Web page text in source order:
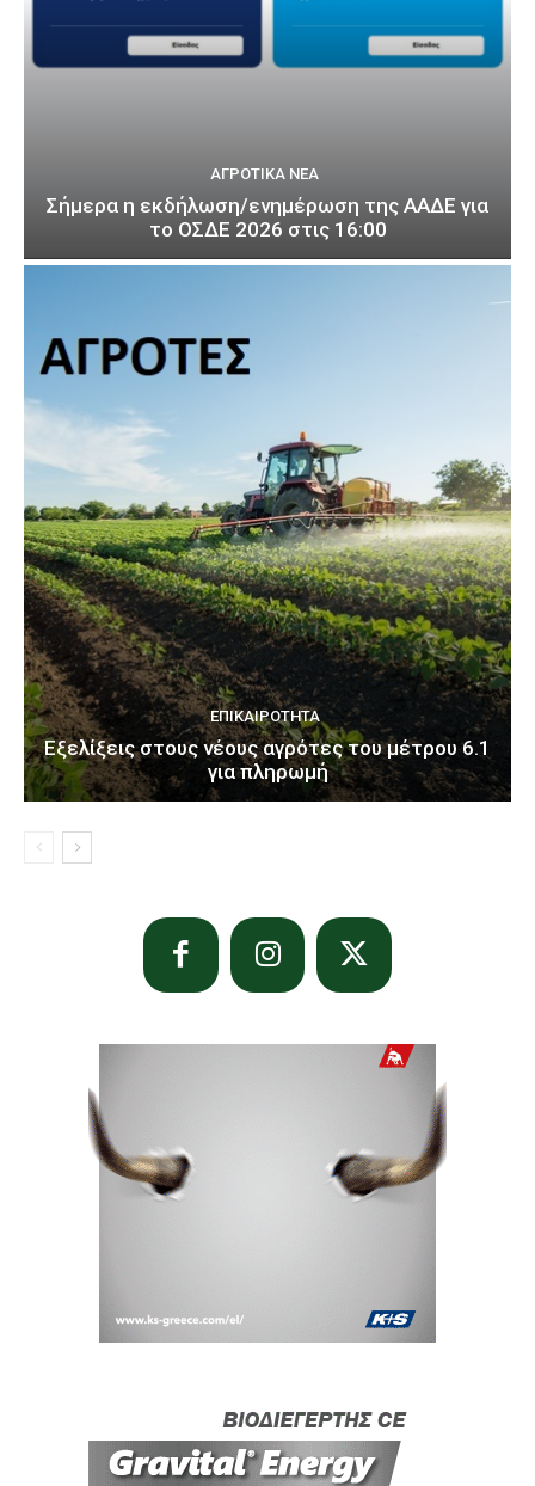
ΑΓΡΟΤΙΚΆ ΝΈΑ
Σήμερα η εκδήλωση/ενημέρωση της ΑΑΔΕ για
το ΟΣΔΕ 2026 στις 16:00
ΕΠΙΚΑΙΡΌΤΗΤΑ
Εξελίξεις στους νέους αγρότες του μέτρου 6.1
για πληρωμή